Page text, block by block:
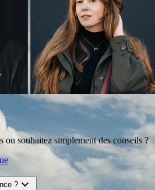
ou souhaitez simplement des conseils ?
? expand_more